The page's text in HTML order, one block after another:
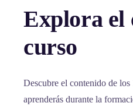
Explora el
curso
Descubre el contenido de
aprenderás durante la